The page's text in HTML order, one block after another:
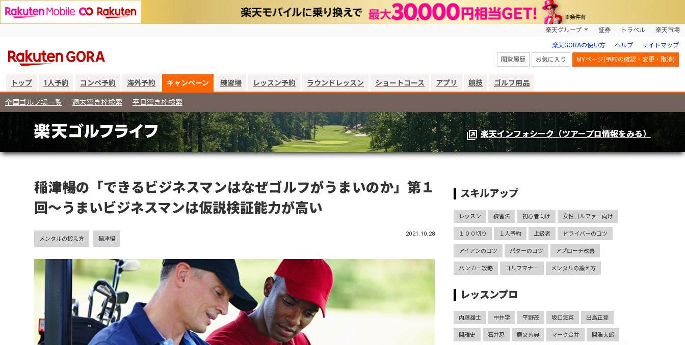
楽天グループ 証券 トラベル 楽天市場
楽天GORAの使い方 ヘルプ サイトマップ
閲覧履歴 お気に入り MYページ(予約の確認・変更・取消)
トップ 1人予約 コンペ予約 海外予約 キャンペーン 練習場 レッスン予約 ラウンドレッスン ショートコース アプリ 競技 ゴルフ用品
全国ゴルフ場一覧 週末空き枠検索 平日空き枠検索
楽天インフォシーク（ツアープロ情報をみる）
稲津暢の「できるビジネスマンはなぜゴルフがうまいのか」第１
回～うまいビジネスマンは仮説検証能力が高い
2021.10.28
メンタルの鍛え方 稲津暢
スキルアップ
レッスン 練習法 初心者向け 女性ゴルファー向け
１００切り １人予約 上級者 ドライバーのコツ
アイアンのコツ パターのコツ アプローチ改善
バンカー攻略 ゴルフマナー メンタルの鍛え方
レッスンプロ
内藤雄士 中井学 平野茂 坂口悠菜 出島正登
関雅史 石井忍 鹿又芳典 マーク金井 関浩太郎